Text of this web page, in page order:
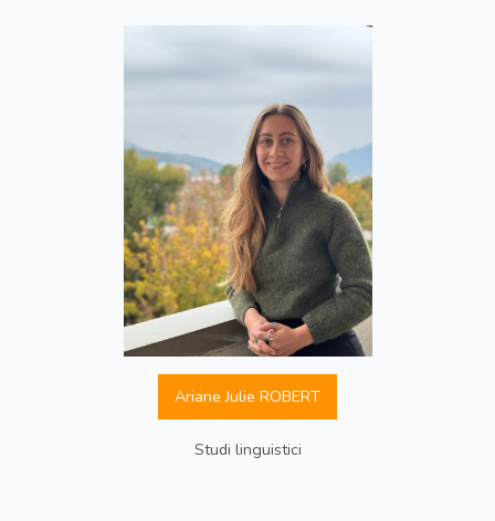
Ariane Julie ROBERT
Studi linguistici